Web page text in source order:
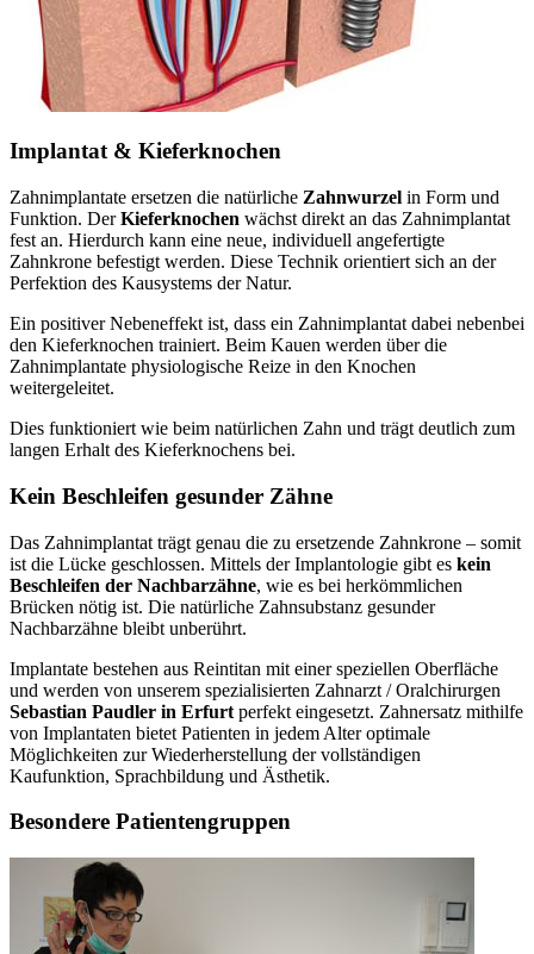
Implantat & Kieferknochen
Zahnimplantate ersetzen die natürliche Zahnwurzel in Form und
Funktion. DerKieferknochen wächst direkt an das Zahnimplantat
fest an. Hierdurch kann eine neue, individuell angefertigte
Zahnkrone befestigt werden. Diese Technik orientiert sich an der
Perfektion des Kausystems der Natur.
Ein positiver Nebeneffekt ist, dass ein Zahnimplantat dabei nebenbei
den Kieferknochen trainiert. Beim Kauen werden über die
Zahnimplantate physiologische Reize in den Knochen
weitergeleitet.
Dies funktioniert wie beim natürlichen Zahn und trägt deutlich zum
langen Erhalt des Kieferknochens bei.
Kein Beschleifen gesunder Zähne
Das Zahnimplantat trägt genau die zu ersetzende Zahnkrone – somit
ist die Lücke geschlossen. Mittels der Implantologie gibt es kein
Beschleifen der Nachbarzähne, wie es bei herkömmlichen
Brücken nötig ist. Die natürliche Zahnsubstanz gesunder
Nachbarzähne bleibt unberührt.
Implantate bestehen aus Reintitan mit einer speziellen Oberfläche
und werden von unserem spezialisierten Zahnarzt / Oralchirurgen
Sebastian Paudler in Erfurt perfekt eingesetzt. Zahnersatz mithilfe
von Implantaten bietet Patienten in jedem Alter optimale
Möglichkeiten zur Wiederherstellung der vollständigen
Kaufunktion, Sprachbildung und Ästhetik.
Besondere Patientengruppen